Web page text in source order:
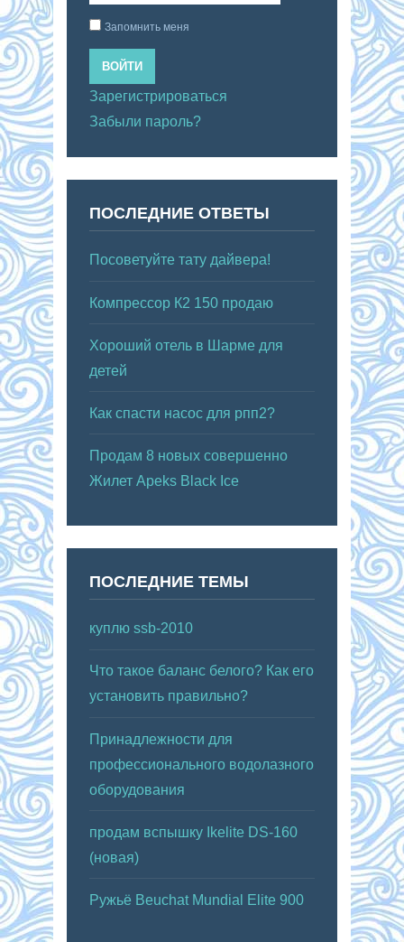
Запомнить меня
ВОЙТИ
Зарегистрироваться
Забыли пароль?
ПОСЛЕДНИЕ ОТВЕТЫ
Посоветуйте тату дайвера!
Компрессор К2 150 продаю
Хороший отель в Шарме для
детей
Как спасти насос для рпп2?
Продам 8 новых совершенно
Жилет Apeks Black Ice
ПОСЛЕДНИЕ ТЕМЫ
куплю ssb-2010
Что такое баланс белого? Как его
установить правильно?
Принадлежности для
профессионального водолазного
оборудования
продам вспышку Ikelite DS-160
(новая)
Ружьё Beuchat Mundial Elite 900